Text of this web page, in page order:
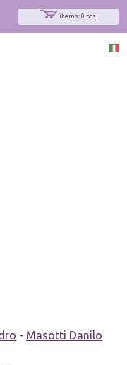
items: 0 pcs.
- Masotti Danilo